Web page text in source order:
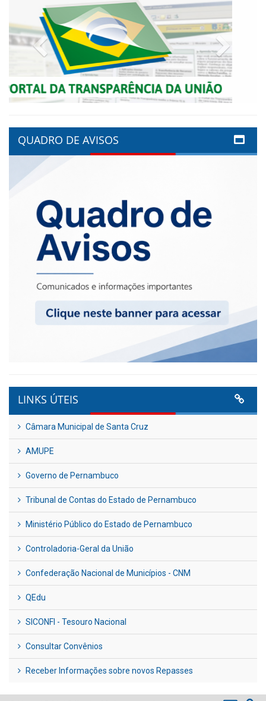
Previous
QUADRO DE AVISOS
LINKS ÚTEIS
Câmara Municipal de Santa Cruz
AMUPE
Governo de Pernambuco
Tribunal de Contas do Estado de Pernambuco
Ministério Público do Estado de Pernambuco
Controladoria-Geral da União
Confederação Nacional de Municípios - CNM
QEdu
SICONFI - Tesouro Nacional
Consultar Convênios
Receber Informações sobre novos Repasses